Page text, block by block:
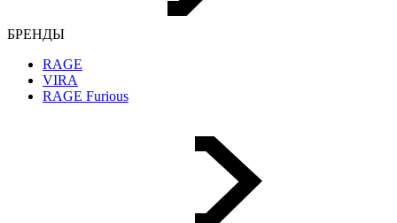
БРЕНДЫ
RAGE
VIRA
RAGE Furious